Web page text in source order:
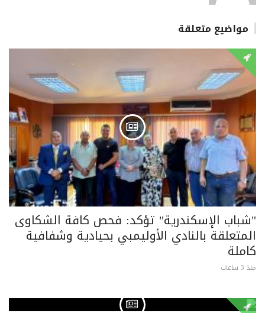
مواضيع متعلقة
"شباب الإسكندرية" تؤكد: فحص كافة الشكاوى
المتعلقة بالنادي الأوليمبي بحيادية وشفافية
كاملة
منذ 3 ساعات